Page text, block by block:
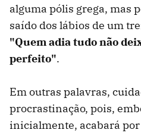
alguma pólis grega, mas
saído dos lábios de um
"Quem adia tudo não
perfeito".
Em outras palavras,
procrastinação, pois,
inicialmente, acabará